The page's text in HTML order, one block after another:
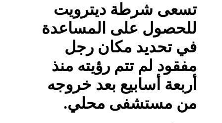
تسعى شرطة ديترويت
للحصول على المساعدة
في تحديد مكان رجل
مفقود لم تتم رؤيته منذ
أربعة أسابيع بعد خروجه
من مستشفى محلي.